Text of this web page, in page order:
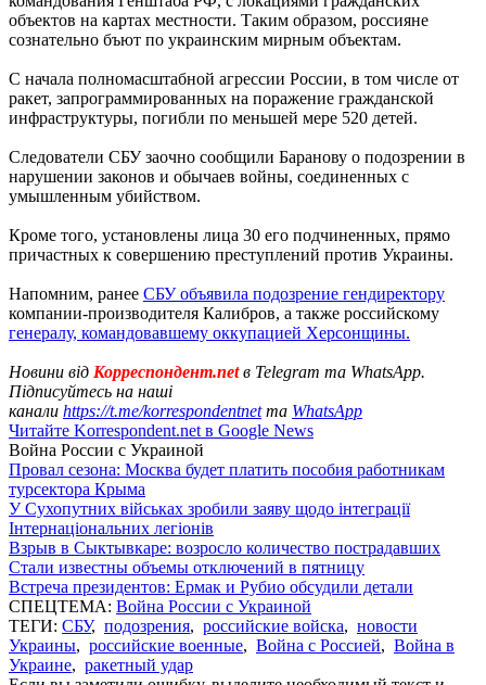
объектов на картах местности. Таким образом, россияне
сознательно бъют по украинским мирным объектам.
С начала полномасштабной агрессии России, в том числе от
ракет, запрограммированных на поражение гражданской
инфраструктуры, погибли по меньшей мере 520 детей.
Следователи СБУ заочно сообщили Баранову о подозрении в
нарушении законов и обычаев войны, соединенных с
умышленным убийством.
Кроме того, установлены лица 30 его подчиненных, прямо
причастных к совершению преступлений против Украины.
Напомним, ранее СБУ объявила подозрение гендиректору
компании-производителя Калибров, а также российскому
генералу, командовавшему оккупацией Херсонщины.
Новини від Корреспондент.netв Telegram та WhatsApp.
Підписуйтесь на наші
канали https://t.me/korrespondentnetта WhatsApp
Читайте Korrespondent.net в Google News
Война России с Украиной
Провал сезона: Москва будет платить пособия работникам
турсектора Крыма
У Сухопутних військах зробили заяву щодо інтеграції
Інтернаціональних легіонів
Взрыв в Сыктывкаре: возросло количество пострадавших
Стали известны объемы отключений в пятницу
Встреча президентов: Ермак и Рубио обсудили детали
СПЕЦТЕМА: Война России с Украиной
ТЕГИ: СБУ, подозрения, российские войска, новости
Украины, российские военные, Война с Россией, Война в
Украине, ракетный удар